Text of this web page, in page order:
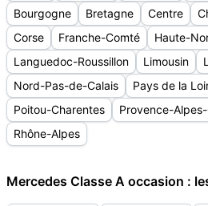
Bourgogne
Bretagne Centre
Corse
Franche-Comté Haute-
Languedoc-Roussillon
Limousin
Nord-Pas-de-Calais
Pays de la
Poitou-Charentes
Provence-
Rhône-Alpes
Mercedes Classe A occasion :